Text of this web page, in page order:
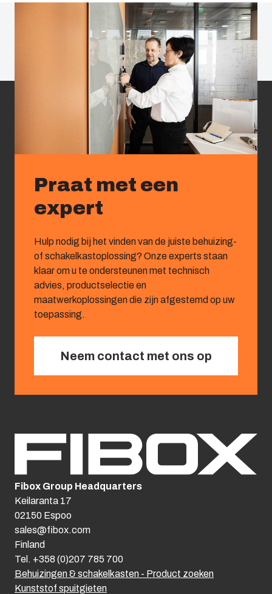
Praat met een
expert
Hulp nodig bij het vinden van de juiste behuizing-
of schakelkastoplossing? Onze experts staan
klaar om u te ondersteunen met technisch
advies, productselectie en
maatwerkoplossingen die zijn afgestemd op uw
toepassing.
Neem contact met ons op
Behuizingen & schakelkasten - Product zoeken
Kunststof spuitgieten
Fibox Group Headquarters
Keilaranta 17
02150 Espoo
sales@fibox.com
Finland
Tel. +358 (0)207 785 700